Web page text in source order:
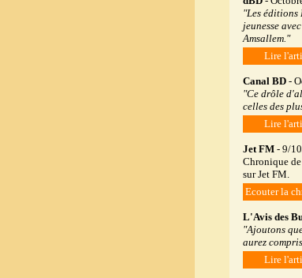
"Les éditions
jeunesse
Amsallem."
Lire
Canal BD-
"Ce drôle
celles des
Lire
Jet FM- 9/
Chronique
sur Jet FM.
Ecouter la
L'Avis des
"Ajoutons
aurez
Lire